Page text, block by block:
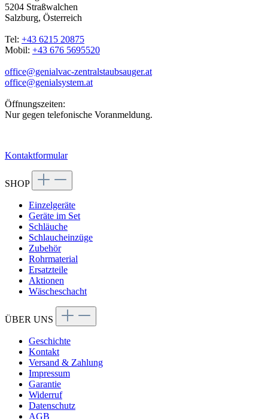
5204 Straßwalchen
Salzburg, Österreich
Tel: +43 6215 20875
Mobil: +43 676 5695520
office@genialvac-zentralstaubsauger.at
office@genialsystem.at
Öffnungszeiten:
Nur gegen telefonische Voranmeldung.
Kontaktformular
SHOP
Einzelgeräte
Geräte im Set
Schläuche
Schlaucheinzüge
Zubehör
Rohrmaterial
Ersatzteile
Aktionen
Wäscheschacht
ÜBER UNS
Geschichte
Kontakt
Versand & Zahlung
Impressum
Garantie
Widerruf
Datenschutz
AGB